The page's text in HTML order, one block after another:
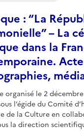
: “La
– La
dans la
organisé le 2
l’égide du Comité
de la Culture en
la direction